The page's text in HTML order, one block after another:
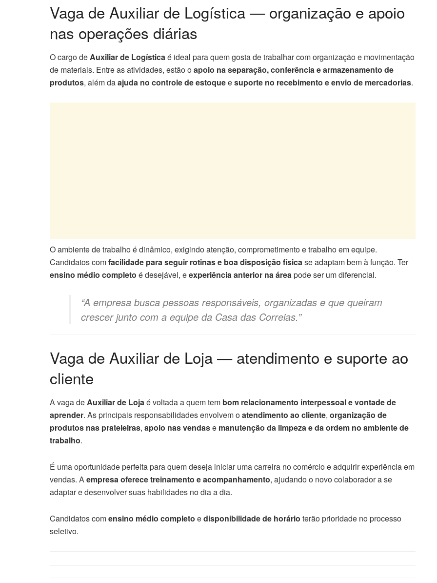
Vaga de Auxiliar de Logística — organização e apoio
nas operações diárias
O cargo deAuxiliar de Logísticaé ideal para quem gosta de trabalhar com organização e movimentação
de materiais. Entre as atividades, estão oapoio na separação, conferência e armazenamento de
produtos, além daajuda no controle de estoqueesuporte no recebimento e envio de mercadorias.
O ambiente de trabalho é dinâmico, exigindo atenção, comprometimento e trabalho em equipe.
Candidatos comfacilidade para seguir rotinas e boa disposição físicase adaptam bem à função. Ter
ensino médio completo é desejável, eexperiência anterior na áreapode ser um diferencial.
“A empresa busca pessoas responsáveis, organizadas e que queiram
crescer junto com a equipe da Casa das Correias.”
Vaga de Auxiliar de Loja — atendimento e suporte ao
cliente
A vaga de Auxiliar de Loja é voltada a quem tem bom relacionamento interpessoal e vontade de
aprender. As principais responsabilidades envolvem oatendimento ao cliente, organização de
produtos nas prateleiras, apoio nas vendase manutenção da limpeza e da ordem no ambiente de
trabalho.
É uma oportunidade perfeita para quem deseja iniciar uma carreira no comércio e adquirir experiência em
vendas. A empresa oferece treinamento e acompanhamento, ajudando o novo colaborador a se
adaptar e desenvolver suas habilidades no dia a dia.
Candidatos comensino médio completo edisponibilidade de horário terão prioridade no processo
seletivo.